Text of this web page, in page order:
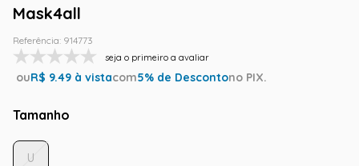
Mask4all
Referência: 914773
seja o primeiro a avaliar
ouR$ 9.49 à vistacom5% de Descontono PIX.
Tamanho
U